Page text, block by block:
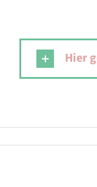
Hier